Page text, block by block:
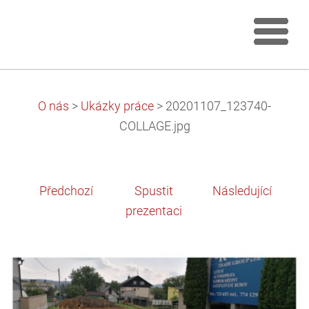
O nás > Ukázky práce > 20201107_123740-
COLLAGE.jpg
Předchozí
Spustit
prezentaci
Následující